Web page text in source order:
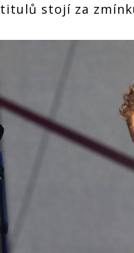
titulů stojí za